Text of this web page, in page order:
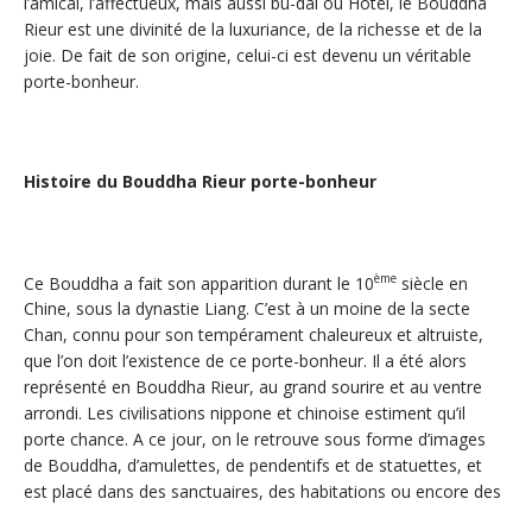
Rieur est une divinité de la luxuriance, de la richesse et de la
joie. De fait de son origine, celui-ci est devenu un véritable
porte-bonheur.
Histoire du Bouddha Rieur porte-bonheur
Ce Bouddha a fait son apparition durant le 10ème siècle en
Chine, sous la dynastie Liang. C’est à un moine de la secte
Chan, connu pour son tempérament chaleureux et altruiste,
que l’on doit l’existence de ce porte-bonheur. Il a été alors
représenté en Bouddha Rieur, au grand sourire et au ventre
arrondi. Les civilisations nippone et chinoise estiment qu’il
porte chance. A ce jour, on le retrouve sous forme d’images
de Bouddha, d’amulettes, de pendentifs et de statuettes, et
est placé dans des sanctuaires, des habitations ou encore des